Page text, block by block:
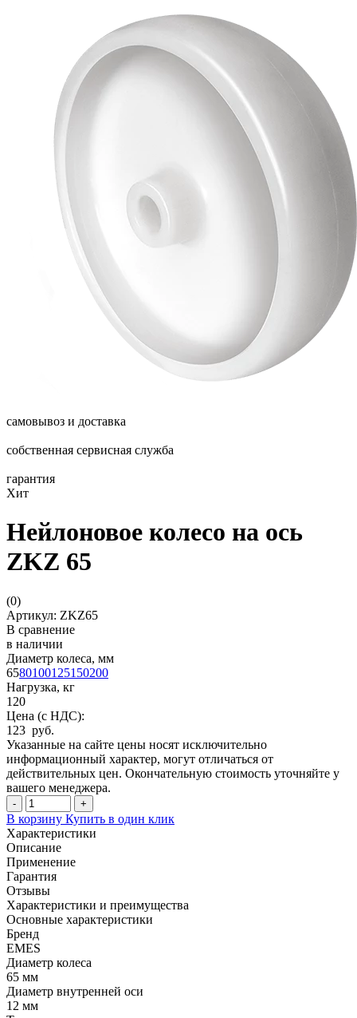
самовывоз и доставка
собственная сервисная служба
гарантия
Хит
Нейлоновое колесо на ось
ZKZ 65
(0)
Артикул: ZKZ65
В сравнение
в наличии
Диаметр колеса, мм
6580100125150200
Нагрузка, кг
120
Цена (с НДС):
123 руб.
Указанные на сайте цены носят исключительно
информационный характер, могут отличаться от
действительных цен. Окончательную стоимость уточняйте у
вашего менеджера.
- +
В корзину Купить в один клик
Характеристики
Описание
Применение
Гарантия
Отзывы
Характеристики и преимущества
Основные характеристики
Бренд
EMES
Диаметр колеса
65 мм
Диаметр внутренней оси
12 мм